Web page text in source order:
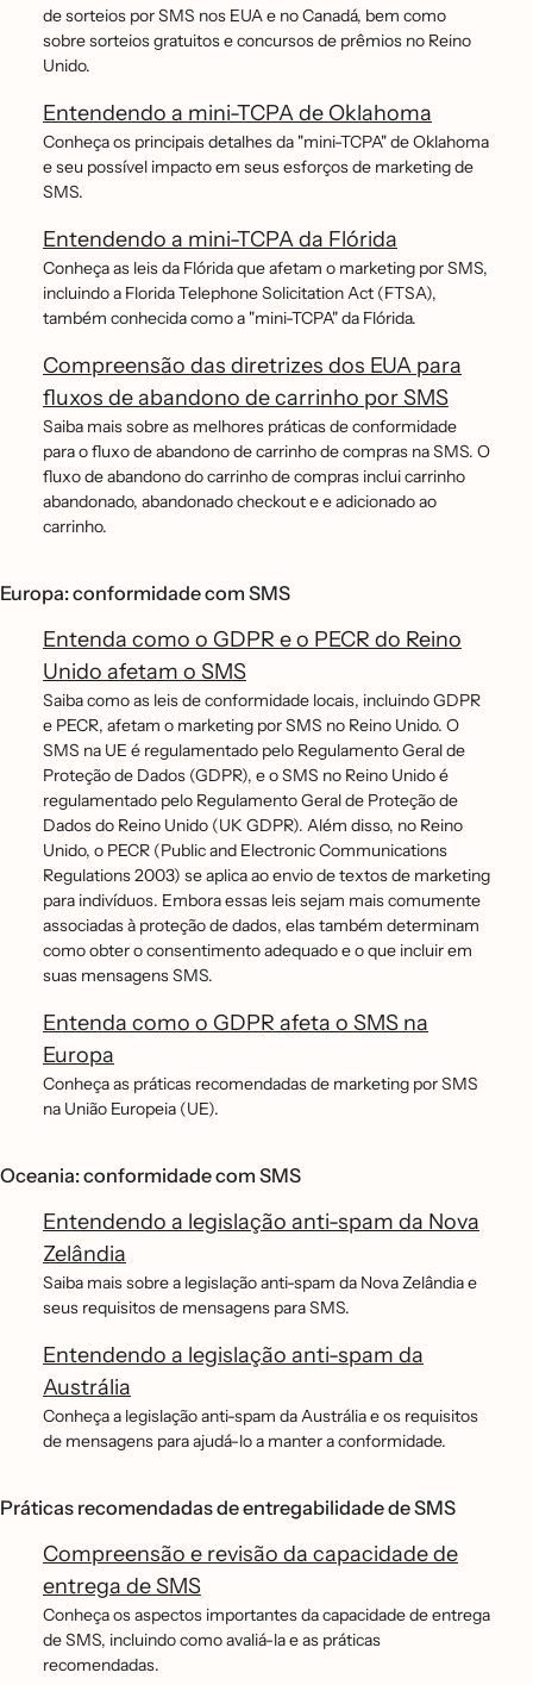
de sorteios por SMS nos EUA e no Canadá, bem como
sobre sorteios gratuitos e concursos de prêmios no Reino
Unido.
Entendendo a mini-TCPA de Oklahoma
Conheça os principais detalhes da "mini-TCPA" de Oklahoma
e seu possível impacto em seus esforços de marketing de
SMS.
Entendendo a mini-TCPA da Flórida
Conheça as leis da Flórida que afetam o marketing por SMS,
incluindo a Florida Telephone Solicitation Act (FTSA),
também conhecida como a "mini-TCPA" da Flórida.
Compreensão das diretrizes dos EUA para
fluxos de abandono de carrinho por SMS
Saiba mais sobre as melhores práticas de conformidade
para o fluxo de abandono de carrinho de compras na SMS. O
fluxo de abandono do carrinho de compras inclui carrinho
abandonado, abandonado checkout e e adicionado ao
carrinho.
Europa: conformidade com SMS
Entenda como o GDPR e o PECR do Reino
Unido afetam o SMS
Saiba como as leis de conformidade locais, incluindo GDPR
e PECR, afetam o marketing por SMS no Reino Unido. O
SMS na UE é regulamentado pelo Regulamento Geral de
Proteção de Dados (GDPR), e o SMS no Reino Unido é
regulamentado pelo Regulamento Geral de Proteção de
Dados do Reino Unido (UK GDPR). Além disso, no Reino
Unido, o PECR (Public and Electronic Communications
Regulations 2003) se aplica ao envio de textos de marketing
para indivíduos. Embora essas leis sejam mais comumente
associadas à proteção de dados, elas também determinam
como obter o consentimento adequado e o que incluir em
suas mensagens SMS.
Entenda como o GDPR afeta o SMS na
Europa
Conheça as práticas recomendadas de marketing por SMS
na União Europeia (UE).
Oceania: conformidade com SMS
Entendendo a legislação anti-spam da Nova
Zelândia
Saiba mais sobre a legislação anti-spam da Nova Zelândia e
seus requisitos de mensagens para SMS.
Entendendo a legislação anti-spam da
Austrália
Conheça a legislação anti-spam da Austrália e os requisitos
de mensagens para ajudá-lo a manter a conformidade.
Práticas recomendadas de entregabilidade de SMS
Compreensão e revisão da capacidade de
entrega de SMS
Conheça os aspectos importantes da capacidade de entrega
de SMS, incluindo como avaliá-la e as práticas
recomendadas.